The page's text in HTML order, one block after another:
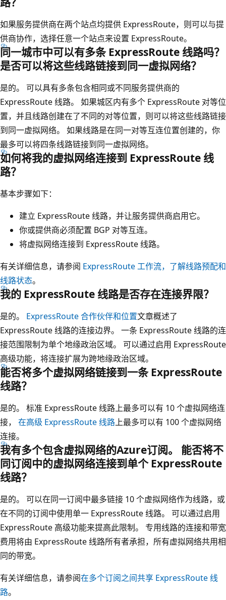
如果服务提供商在两个站点均提供 ExpressRoute，则可以与提
供商协作，选择任意一个站点来设置 ExpressRoute。
同一城市中可以有多条 ExpressRoute 线路吗？
是否可以将这些线路链接到同一虚拟网络？
是的。 可以具有多条包含相同或不同服务提供商的
ExpressRoute 线路。 如果城区内有多个 ExpressRoute 对等位
置，并且线路创建在了不同的对等位置，则可以将这些线路链接
到同一虚拟网络。 如果线路是在同一对等互连位置创建的，你
最多可以将四条线路链接到同一虚拟网络。
如何将我的虚拟网络连接到 ExpressRoute 线
路？
基本步骤如下：
建立 ExpressRoute 线路，并让服务提供商启用它。
你或提供商必须配置 BGP 对等互连。
将虚拟网络连接到 ExpressRoute 线路。
有关详细信息，请参阅 ExpressRoute 工作流，了解线路预配和
线路状态。
我的 ExpressRoute 线路是否存在连接界限？
是的。 ExpressRoute 合作伙伴和位置文章概述了
ExpressRoute 线路的连接边界。 一条 ExpressRoute 线路的连
接范围限制为单个地缘政治区域。 可以通过启用 ExpressRoute
高级功能，将连接扩展为跨地缘政治区域。
能否将多个虚拟网络链接到一条 ExpressRoute
线路？
是的。 标准 ExpressRoute 线路上最多可以有 10 个虚拟网络连
接， 在高级 ExpressRoute 线路上最多可以有 100 个虚拟网络
连接。
我有多个包含虚拟网络的Azure订阅。 能否将不
同订阅中的虚拟网络连接到单个 ExpressRoute
线路？
是的。 可以在同一订阅中最多链接 10 个虚拟网络作为线路，或
在不同的订阅中使用单一 ExpressRoute 线路。 可以通过启用
ExpressRoute 高级功能来提高此限制。 专用线路的连接和带宽
费用将由 ExpressRoute 线路所有者承担，所有虚拟网络共用相
同的带宽。
有关详细信息，请参阅在多个订阅之间共享 ExpressRoute 线
路。